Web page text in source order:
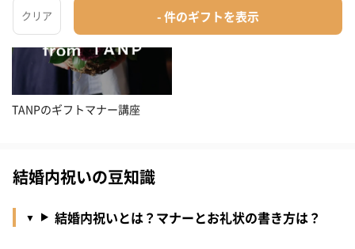
TANPのギフトマナー講座
結婚内祝いの豆知識
結婚内祝いとは？マナーとお礼状の書き方は？